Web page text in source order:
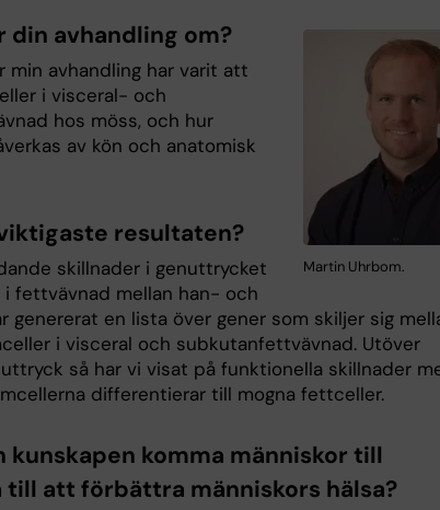
Martin Uhrbom.
din avhandling om?
min avhandling har varit att
i visceral- och
hos möss, och hur
av kön och anatomisk
resultaten?
skillnader i genuttrycket
fettvävnad mellan han- och
genererat en lista över gener som skiljer sig
i visceral och subkutanfettvävnad. Utöver
så har vi visat på funktionella skillnader
differentierar till mogna fettceller.
kunskapen komma människor till
att förbättra människors hälsa?